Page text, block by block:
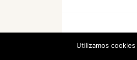
Utilizamos